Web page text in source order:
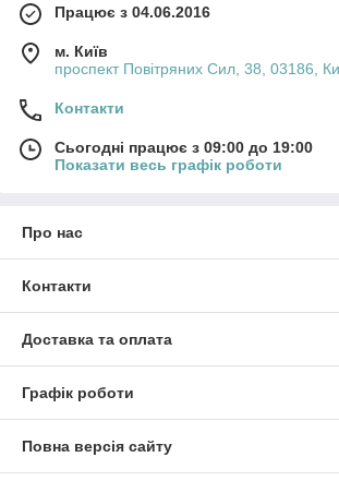
Працює з 04.06.2016
м. Київ
проспект Повітряних Сил, 38, 03186,
Контакти
Сьогодні працює з 09:00 до 19:00
Показати весь графік роботи
Про нас
Контакти
Доставка та оплата
Графік роботи
Повна версія сайту